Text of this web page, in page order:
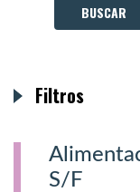
S/F
Filtros